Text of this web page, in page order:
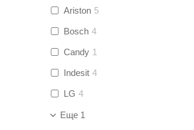
Ariston 5
Bosch 4
Candy 1
Indesit 4
LG 4
Еще 1